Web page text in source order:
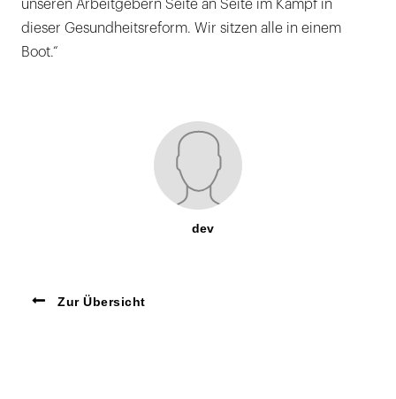
unseren Arbeitgebern Seite an Seite im Kampf in
dieser Gesundheitsreform. Wir sitzen alle in einem
Boot.“
dev
Zur Übersicht